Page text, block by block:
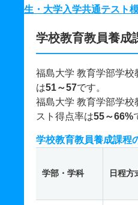
生・大学入学共通テスト
学校教育教員養成
福島大学 教育学部学
は51～57です。
福島大学 教育学部学
スト得点率は55～66%
学校教育教員養成課程
学部・学科 日程方